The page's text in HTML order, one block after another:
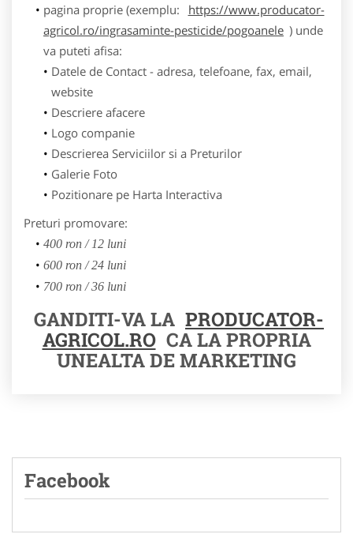
pagina proprie (exemplu:
https://www.producator-
agricol.ro/ingrasaminte-pesticide/pogoanele ) unde
va puteti afisa:
Datele de Contact - adresa, telefoane, fax, email,
website
Descriere afacere
Logo companie
Descrierea Serviciilor si a Preturilor
Galerie Foto
Pozitionare pe Harta Interactiva
Preturi promovare:
400 ron / 12 luni
600 ron / 24 luni
700 ron / 36 luni
GANDITI-VA LA PRODUCATOR-
AGRICOL.RO CA LA PROPRIA
UNEALTA DE MARKETING
Facebook